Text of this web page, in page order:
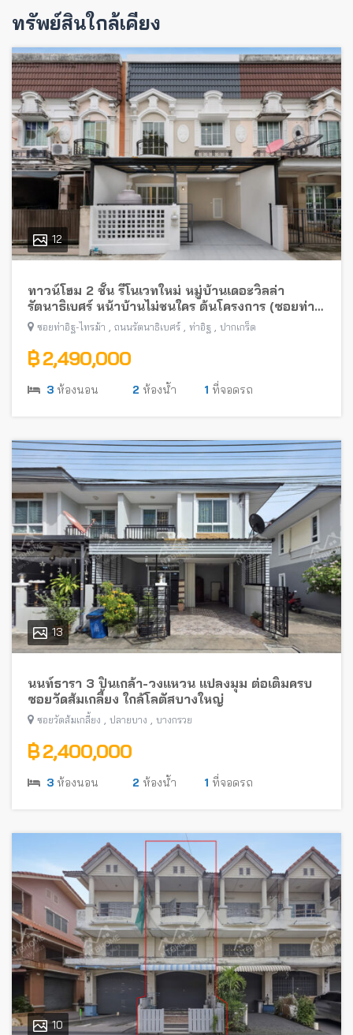
ทรัพย์สินใกล้เคียง
12
ทาวน์โฮม 2 ชั้น รีโนเวทใหม่ หมู่บ้านเดอะวิลล่า
รัตนาธิเบศร์ หน้าบ้านไม่ชนใคร ต้นโครงการ (ซอยท่า
อิฐ-ไทรม้า) พร้อมอยู่ ใกล้รถไฟฟ้าสายสีม่วง
ซอยท่าอิฐ-ไทรม้า , ถนนรัตนาธิเบศร์ , ท่าอิฐ , ปากเกร็ด
฿ 2,490,000
3 ห้องนอน 2 ห้องน้ำ 1 ที่จอดรถ
13
นนท์ธารา 3 ปิ่นเกล้า-วงแหวน แปลงมุม ต่อเติมครบ
ซอยวัดส้มเกลี้ยง ใกล้โลตัสบางใหญ่
ซอยวัดส้มเกลี้ยง ปลายบาง บางกรวย
฿ 2,400,000
3 ห้องนอน 2 ห้องน้ำ 1 ที่จอดรถ
10